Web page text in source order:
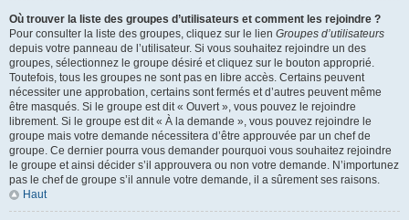
Où trouver la liste des groupes d’utilisateurs et comment les rejoindre ?
Pour consulter la liste des groupes, cliquez sur le lien Groupes d’utilisateurs
depuis votre panneau de l’utilisateur. Si vous souhaitez rejoindre un des
groupes, sélectionnez le groupe désiré et cliquez sur le bouton approprié.
Toutefois, tous les groupes ne sont pas en libre accès. Certains peuvent
nécessiter une approbation, certains sont fermés et d’autres peuvent même
être masqués. Si le groupe est dit « Ouvert », vous pouvez le rejoindre
librement. Si le groupe est dit « À la demande », vous pouvez rejoindre le
groupe mais votre demande nécessitera d’être approuvée par un chef de
groupe. Ce dernier pourra vous demander pourquoi vous souhaitez rejoindre
le groupe et ainsi décider s’il approuvera ou non votre demande. N’importunez
pas le chef de groupe s’il annule votre demande, il a sûrement ses raisons.
Haut